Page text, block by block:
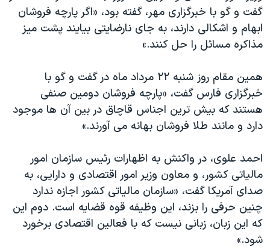
گفت و گو با خبرگزاری مهر، گفته بود، «اگر پارچه فروشان
ابهام و اشکالی دارند، به جای نارضایتی بیایند پشت میز
مذاکره مسائل را حل کنند.»
همین مقام روز شنبه ۲۲ مرداد ماه در گفت و گو با
خبرگزاری فارس گفت، «پارچه فروشان دومین صنفی
هستند که بیش ترین اجناس قاچاق در بین آن ها موجود
دارد و مانند طلا فروشان بهانه می آورند.»
احمد علوی، در واکنش به اظهارات رئیس سازمان امور
مالیاتی کشور، و معاون وزیر امور اقتصادی و دارایی، به
صدای آمریکا گفت، «سازمان مالیاتی کشور اجازه ندارد
چنین حرفی را بزند، این وظیفه قوه قضایه است. دوم این
که این زبان، زبانی نیست که با فعالین اقتصادی برخورد
شود.»